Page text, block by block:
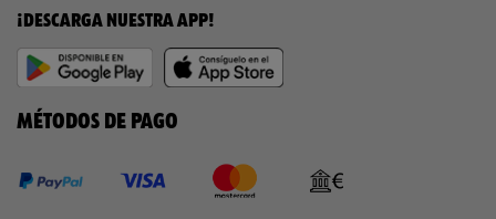
¡DESCARGA NUESTRA APP!
MÉTODOS DE PAGO